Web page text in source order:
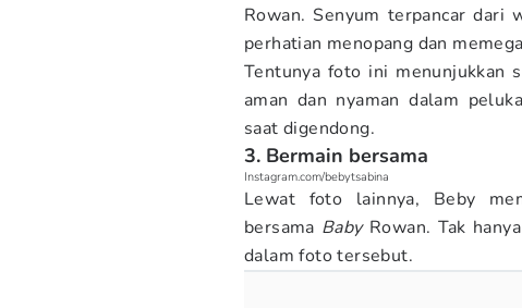
Rowan. Senyum terpancar dari
perhatian menopang dan
Tentunya foto ini menunjukkan
aman dan nyaman dalam
saat digendong.
3. Bermain bersama
Instagram.com/bebytsabina
Lewat foto lainnya, Beby
bersama BabyRowan. Tak
dalam foto tersebut.